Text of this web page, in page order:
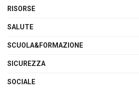
RISORSE
SALUTE
SCUOLA&FORMAZIONE
SICUREZZA
SOCIALE